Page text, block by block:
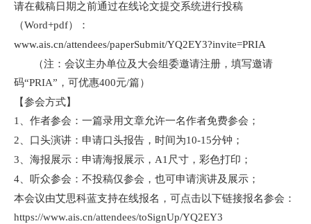
请在截稿日期之前通过在线论文提交系统进行投稿
（Word+pdf）：
www.ais.cn/attendees/paperSubmit/YQ2EY3?invite=PRIA
（注：会议主办单位及大会组委邀请注册，填写邀请
码“PRIA” ，可优惠400元/篇）
【参会方式】
1、作者参会：一篇录用文章允许一名作者免费参会；
2、口头演讲：申请口头报告，时间为10-15分钟；
3、海报展示：申请海报展示， A1尺寸，彩色打印；
4、听众参会：不投稿仅参会，也可申请演讲及展示；
本会议由艾思科蓝支持在线报名，可点击以下链接报名参会：
https://www.ais.cn/attendees/toSignUp/YQ2EY3